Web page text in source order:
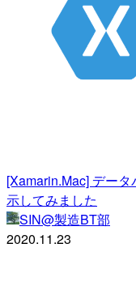
[Xamarin.Mac] デー
示してみました
SIN@製造BT部
2020.11.23